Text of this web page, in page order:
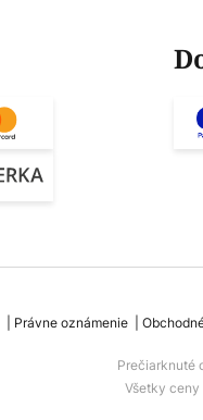
Právne oznámenie
Prečiarknuté
Všetky